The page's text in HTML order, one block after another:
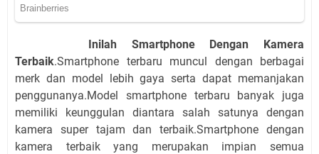
Inilah Smartphone Dengan Kamera
Terbaik.Smartphone terbaru muncul dengan berbagai
merk dan model lebih gaya serta dapat memanjakan
penggunanya.Model smartphone terbaru banyak juga
memiliki keunggulan diantara salah satunya dengan
kamera super tajam dan terbaik.Smartphone dengan
kamera terbaik yang merupakan impian semua